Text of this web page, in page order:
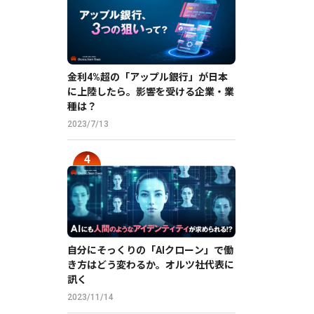
金利4%超の「アップル銀行」が日本
に上陸したら。影響を受ける企業・業
種は？
2023/7/13
自分にそっくりの「AIクローン」で働
き方はどう変わるか。オルツ社代表に
訊く
2023/11/14